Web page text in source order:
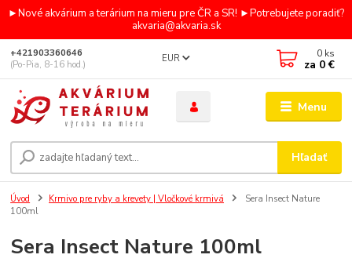
►Nové akvárium a terárium na mieru pre ČR a SR! ►Potrebujete poradiť?
akvaria@akvaria.sk
Menu
EUR
Hľadať
+421903360646
(Po-Pia, 8-16 hod.)
0 ks
za 0 €
Úvod Krmivo pre ryby a krevety | Vločkové krmivá
Sera Insect Nature
100ml
Sera Insect Nature 100ml